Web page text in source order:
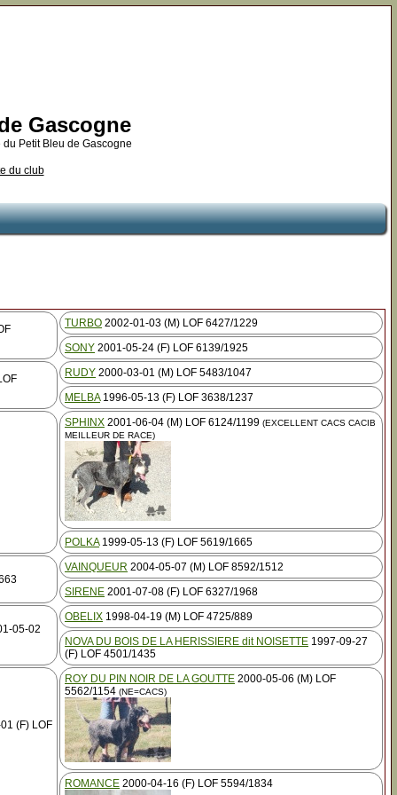
Gascogne
Petit Bleu de Gascogne
du club
TURBO 2002-01-03 (M) LOF 6427/1229
SONY 2001-05-24 (F) LOF 6139/1925
RUDY 2000-03-01 (M) LOF 5483/1047
MELBA1996-05-13 (F) LOF 3638/1237
SPHINX 2001-06-04 (M) LOF 6124/1199 (EXCELLENT CACS CACIB
MEILLEUR DE RACE)
POLKA1999-05-13 (F) LOF 5619/1665
VAINQUEUR 2004-05-07 (M) LOF 8592/1512
SIRENE 2001-07-08 (F) LOF 6327/1968
05-02
OBELIX 1998-04-19 (M) LOF 4725/889
NOVA DU BOIS DE LA HERISSIERE dit NOISETTE 1997-09-27
(F) LOF 4501/1435
(F) LOF
ROY DU PIN NOIR DE LA GOUTTE 2000-05-06 (M) LOF
5562/1154 (NE=CACS)
ROMANCE 2000-04-16 (F) LOF 5594/1834